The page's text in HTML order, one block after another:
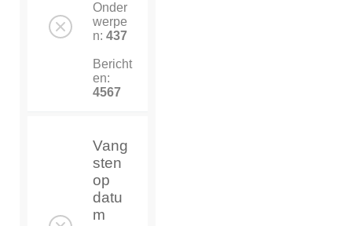
Onder
werpe
n: 437
Bericht
en:
4567
Vang
sten
op
datu
m